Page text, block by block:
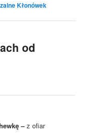
Kłonówek
od
–z ofiar